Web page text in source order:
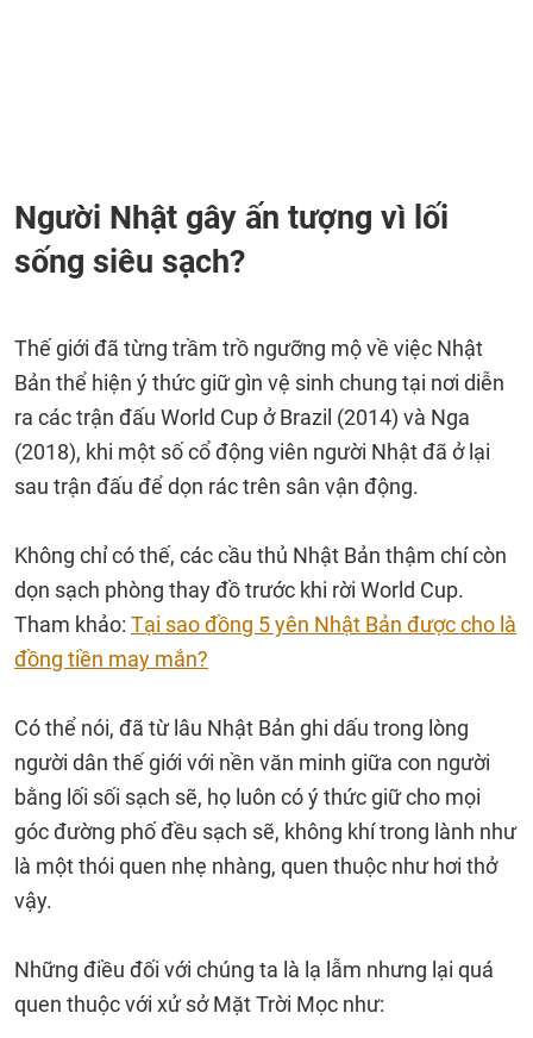
Người Nhật gây ấn tượng vì lối
sống siêu sạch?
Thế giới đã từng trầm trồ ngưỡng mộ về việc Nhật
Bản thể hiện ý thức giữ gìn vệ sinh chung tại nơi diễn
ra các trận đấu World Cup ở Brazil (2014) và Nga
(2018), khi một số cổ động viên người Nhật đã ở lại
sau trận đấu để dọn rác trên sân vận động.
Không chỉ có thế, các cầu thủ Nhật Bản thậm chí còn
dọn sạch phòng thay đồ trước khi rời World Cup.
Tham khảo: Tại sao đồng 5 yên Nhật Bản được cho là
đồng tiền may mắn?
Có thể nói, đã từ lâu Nhật Bản ghi dấu trong lòng
người dân thế giới với nền văn minh giữa con người
bằng lối sối sạch sẽ, họ luôn có ý thức giữ cho mọi
góc đường phố đều sạch sẽ, không khí trong lành như
là một thói quen nhẹ nhàng, quen thuộc như hơi thở
vậy.
Những điều đối với chúng ta là lạ lẫm nhưng lại quá
quen thuộc với xử sở Mặt Trời Mọc như: